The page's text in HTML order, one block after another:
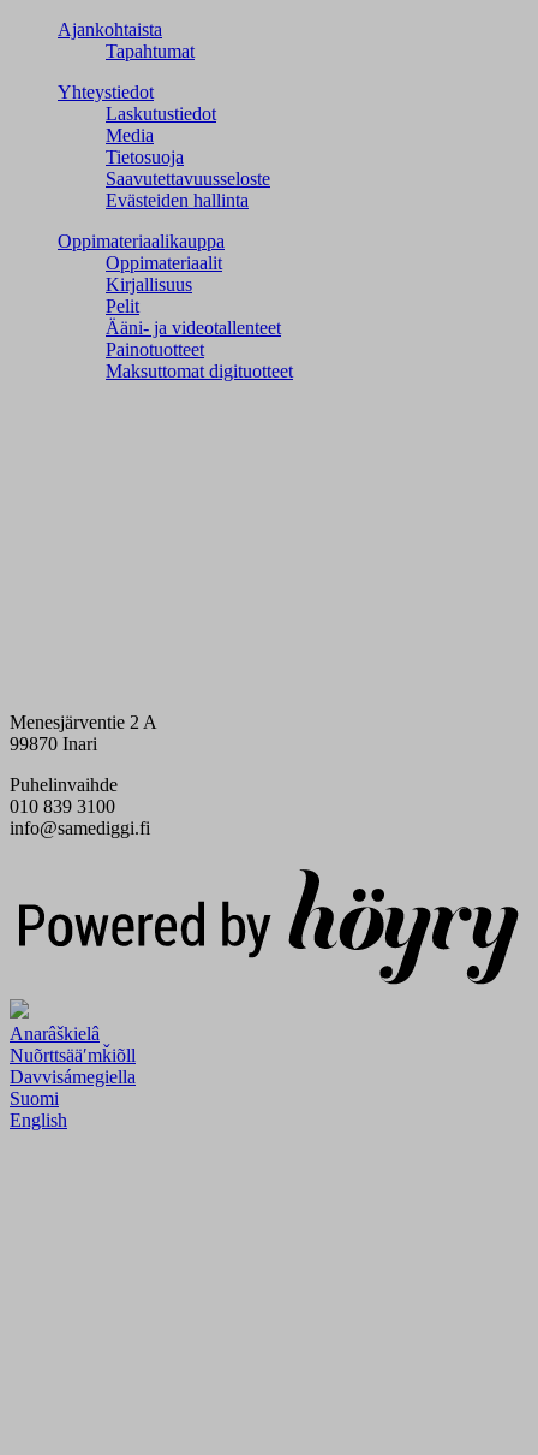
Ajankohtaista
Tapahtumat
Yhteystiedot
Laskutustiedot
Media
Tietosuoja
Saavutettavuusseloste
Evästeiden hallinta
Oppimateriaalikauppa
Oppimateriaalit
Kirjallisuus
Pelit
Ääni- ja videotallenteet
Painotuotteet
Maksuttomat digituotteet
Menesjärventie 2 A
99870 Inari
Puhelinvaihde
010 839 3100
info@samediggi.fi
Anarâškielâ
Nuõrttsääʹmǩiõll
Davvisámegiella
Suomi
English